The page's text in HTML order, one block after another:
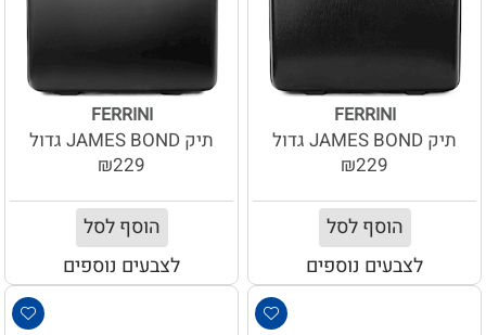
FERRINI
תיק JAMES BOND גדול
₪229
הוסף לסל
לצבעים נוספים
FERRINI
תיק JAMES BOND גדול
₪229
הוסף לסל
לצבעים נוספים